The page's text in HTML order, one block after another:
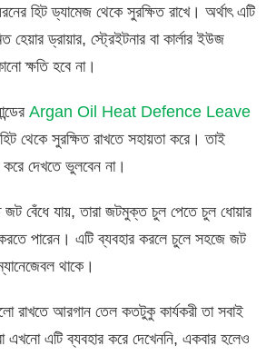
হিট ড্যামেজ থেকে সুরক্ষিত রাখে। অর্থাৎ এটি
হেয়ার ড্রায়ার, স্ট্রেইটনার বা কার্লার ইউজ
ক্ষতি হবে না।
Argan Oil Heat Defence Leave
থেকে সুরক্ষিত রাখতে সহায়তা করে। তাই
দেখতে ভুলবেন না।
বেঁধে যায়, তারা জটমুক্ত চুল পেতে চুল ধোয়ার
পারেন। এটি ব্যবহার করলে চুলে সহজে জট
থাকে।
রাখতে আরগান তেল কতটুকু কার্যকরী তা সবাই
এখনো এটি ব্যবহার করে দেখেননি, একবার হলেও